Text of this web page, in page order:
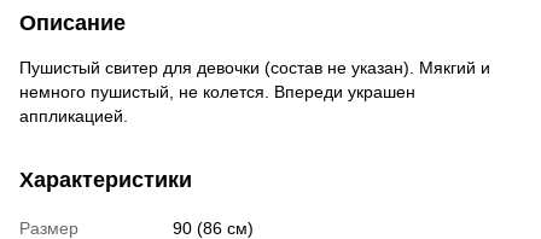
Описание
Пушистый свитер для девочки (состав не указан). Мякгий и
немного пушистый, не колется. Впереди украшен
аппликацией.
Характеристики
Размер
90 (86 см)